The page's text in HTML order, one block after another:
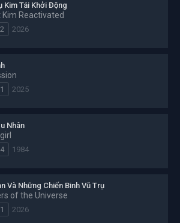
Kim Tái Khởi Động
Kim Reactivated
2026
2025
Nhân
1984
Và Những Chiến Binh Vũ Trụ
of the Universe
2026